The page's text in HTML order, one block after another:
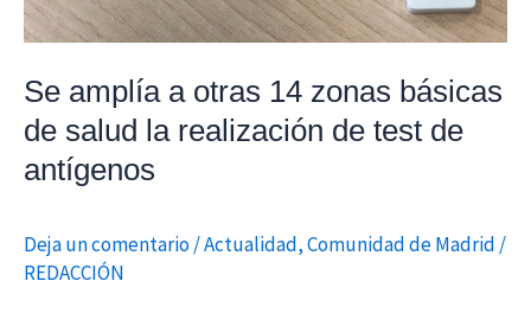
Se amplía a otras 14 zonas básicas
de salud la realización de test de
antígenos
Deja un comentario/Actualidad,Comunidad de Madrid /
REDACCIÓN
de
salud
la
realización
test
antígenos